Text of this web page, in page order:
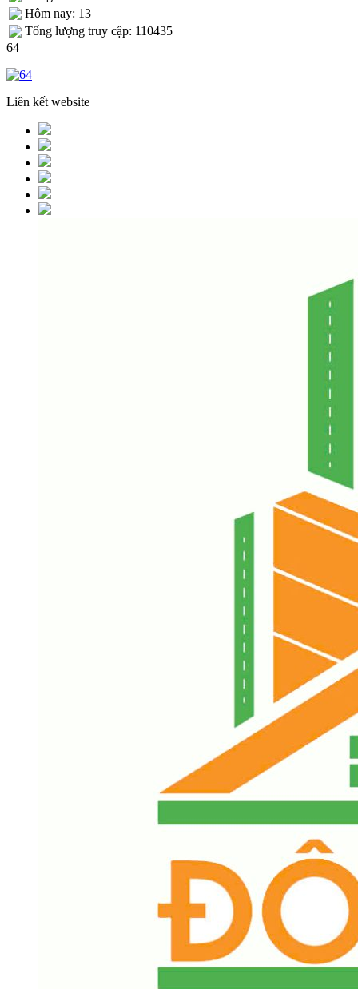
Hôm nay: 13
Tống lượng truy cập: 110435
64
Liên kết website